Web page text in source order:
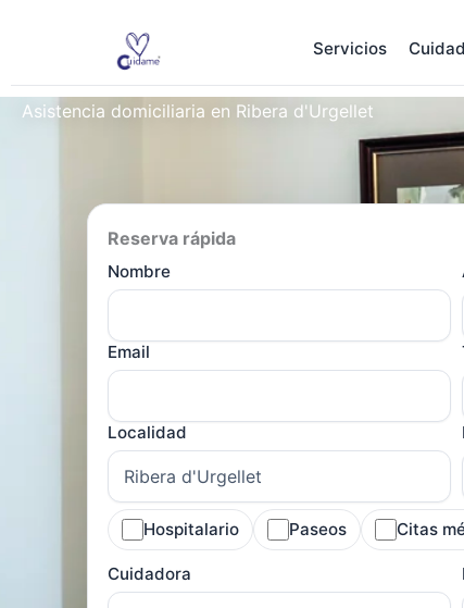
Servicios
Asistencia domiciliaria en Ribera d'Urgellet
Reserva rápida
Nombre
Email
Localidad
Hospitalario Paseos Citas
Cuidadora